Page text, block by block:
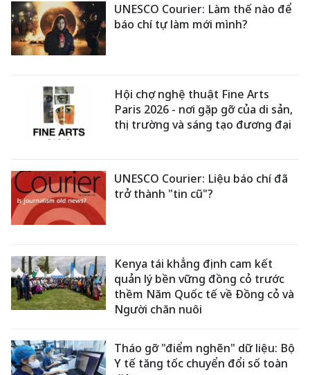
UNESCO Courier: Làm thế nào để
báo chí tự làm mới mình?
Hội chợ nghệ thuật Fine Arts
Paris 2026 - nơi gặp gỡ của di sản,
thị trường và sáng tạo đương đại
UNESCO Courier: Liệu báo chí đã
trở thành "tin cũ"?
Kenya tái khẳng định cam kết
quản lý bền vững đồng cỏ trước
thềm Năm Quốc tế về Đồng cỏ và
Người chăn nuôi
Tháo gỡ "điểm nghẽn" dữ liệu: Bộ
Y tế tăng tốc chuyển đổi số toàn